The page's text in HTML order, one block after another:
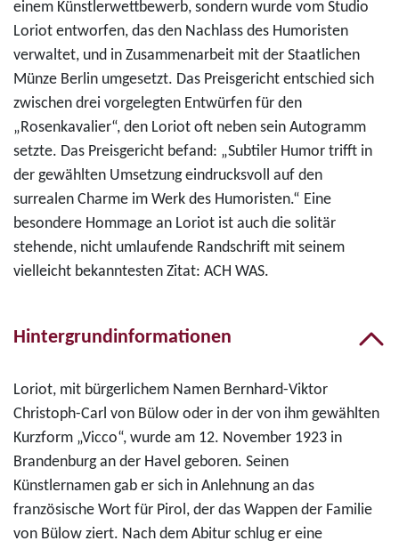
einem Künstlerwettbewerb, sondern wurde vom Studio
Loriot entworfen, das den Nachlass des Humoristen
verwaltet, und in Zusammenarbeit mit der Staatlichen
Münze Berlin umgesetzt. Das Preisgericht entschied sich
zwischen drei vorgelegten Entwürfen für den
„Rosenkavalier“, den Loriot oft neben sein Autogramm
setzte. Das Preisgericht befand: „Subtiler Humor trifft in
der gewählten Umsetzung eindrucksvoll auf den
surrealen Charme im Werk des Humoristen.“ Eine
besondere Hommage an Loriot ist auch die solitär
stehende, nicht umlaufende Randschrift mit seinem
vielleicht bekanntesten Zitat: ACH WAS.
Hintergrundinformationen
Loriot, mit bürgerlichem Namen Bernhard-Viktor
Christoph-Carl von Bülow oder in der von ihm gewählten
Kurzform „Vicco“, wurde am 12. November 1923 in
Brandenburg an der Havel geboren. Seinen
Künstlernamen gab er sich in Anlehnung an das
französische Wort für Pirol, der das Wappen der Familie
von Bülow ziert. Nach dem Abitur schlug er eine